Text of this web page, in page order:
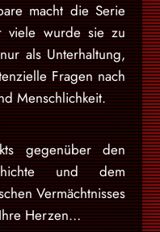
macht die Serie
viele wurde sie zu
als Unterhaltung,
Fragen nach
Menschlichkeit.
gegenüber den
und dem
Vermächtnisses
Herzen…